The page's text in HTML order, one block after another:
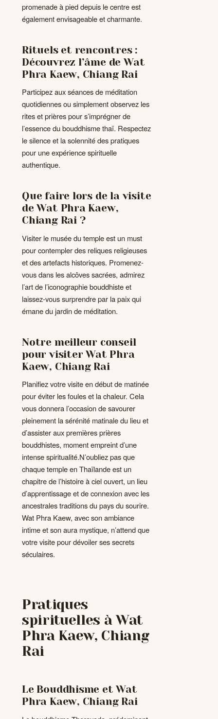
promenade à pied depuis le centre est
également envisageable et charmante.
Rituels et rencontres :
Découvrez l’âme de Wat
Phra Kaew, Chiang Rai
Participez aux séances de méditation
quotidiennes ou simplement observez les
rites et prières pour s’imprégner de
l’essence du bouddhisme thaï. Respectez
le silence et la solennité des pratiques
pour une expérience spirituelle
authentique.
Que faire lors de la visite
de Wat Phra Kaew,
Chiang Rai ?
Visiter le musée du temple est un must
pour contempler des reliques religieuses
et des artefacts historiques. Promenez-
vous dans les alcôves sacrées, admirez
l’art de l’iconographie bouddhiste et
laissez-vous surprendre par la paix qui
émane du jardin de méditation.
Notre meilleur conseil
pour visiter Wat Phra
Kaew, Chiang Rai
Planifiez votre visite en début de matinée
pour éviter les foules et la chaleur. Cela
vous donnera l’occasion de savourer
pleinement la sérénité matinale du lieu et
d’assister aux premières prières
bouddhistes, moment empreint d’une
intense spiritualité.N’oubliez pas que
chaque temple en Thaïlande est un
chapitre de l’histoire à ciel ouvert, un lieu
d’apprentissage et de connexion avec les
ancestrales traditions du pays du sourire.
Wat Phra Kaew, avec son ambiance
intime et son aura mystique, n’attend que
votre visite pour dévoiler ses secrets
séculaires.
Pratiques
spirituelles à Wat
Phra Kaew, Chiang
Rai
Le Bouddhisme et Wat
Phra Kaew, Chiang Rai